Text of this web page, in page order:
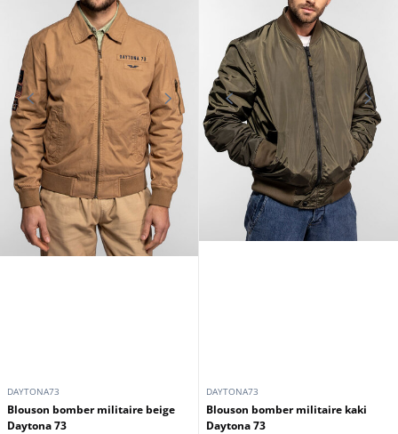
DAYTONA73
Blouson bomber militaire beige
Daytona 73
DAYTONA73
Blouson bomber militaire kaki
Daytona 73